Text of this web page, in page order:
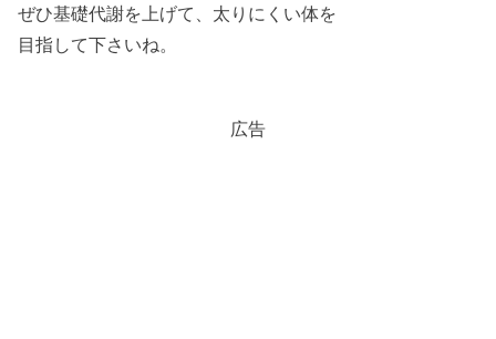
ぜひ基礎代謝を上げて、太りにくい体を
目指して下さいね。
広告